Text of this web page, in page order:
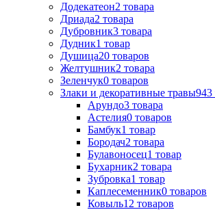
Додекатеон2 товара
Дриада2 товара
Дубровник3 товара
Дудник1 товар
Душица20 товаров
Желтушник2 товара
Зеленчук0 товаров
Злаки и декоративные травы943
Арундо3 товара
Астелия0 товаров
Бамбук1 товар
Бородач2 товара
Булавоносец1 товар
Бухарник2 товара
Зубровка1 товар
Каплесеменник0 товаров
Ковыль12 товаров